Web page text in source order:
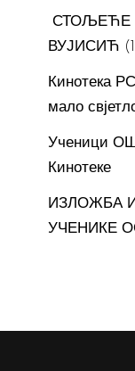
СТОЉЕЋЕ
ВУЈИСИЋ
Кинотека
мало
Ученици ОШ
Кинотеке
ИЗЛОЖБА
УЧЕНИКЕ